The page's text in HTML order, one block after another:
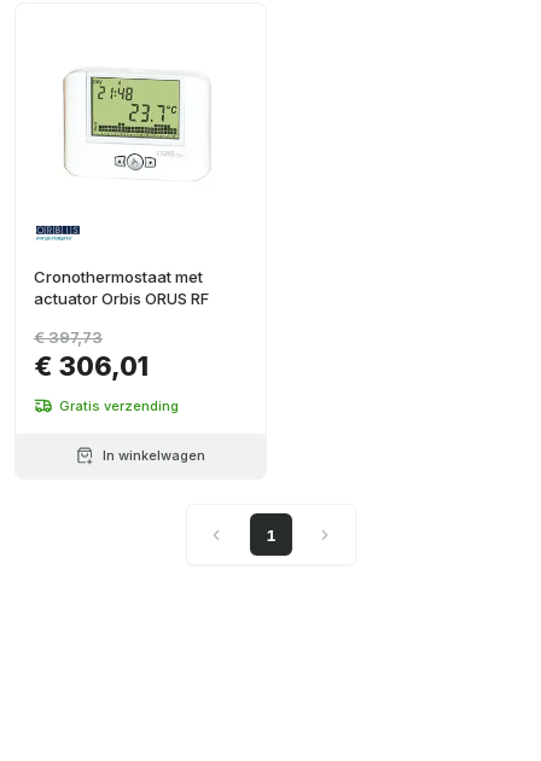
Cronothermostaat met
actuator Orbis ORUS RF
€ 306,01
€ 397,73
Gratis verzending
In winkelwagen
1